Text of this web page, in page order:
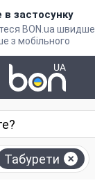
в застосунку
BON.ua швидше
з мобільного
Табурети